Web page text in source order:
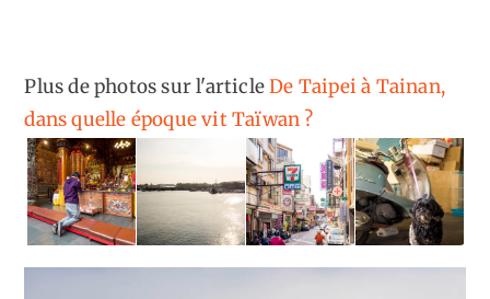
Plus de photos sur l'articleDe Taipei à Tainan,
dans quelle époque vit Taïwan ?